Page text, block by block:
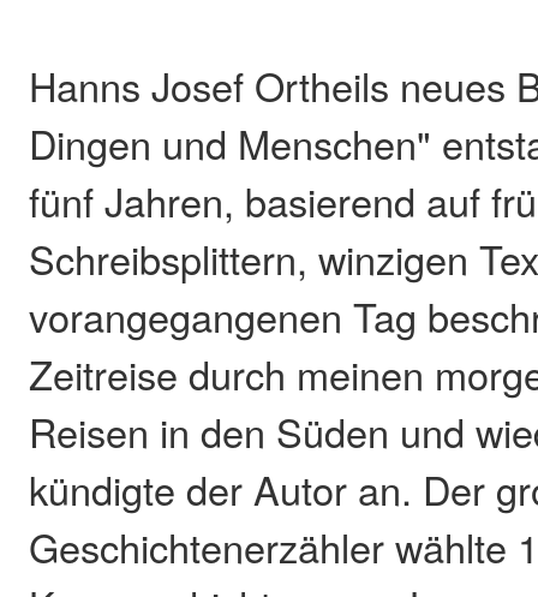
Hanns Josef Ortheils neues
Dingen und Menschen"
fünf Jahren, basierend auf
Schreibsplittern, winzigen
vorangegangenen Tag
Zeitreise durch meinen
Reisen in den Süden und
kündigte der Autor an. Der
Geschichtenerzähler wählte